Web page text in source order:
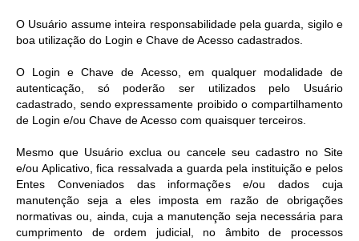
O Usuário assume inteira responsabilidade pela guarda, sigilo e
boa utilização do Login e Chave de Acesso cadastrados.
O Login e Chave de Acesso, em qualquer modalidade de
autenticação, só poderão ser utilizados pelo Usuário
cadastrado, sendo expressamente proibido o compartilhamento
de Login e/ou Chave de Acesso com quaisquer terceiros.
Mesmo que Usuário exclua ou cancele seu cadastro no Site
e/ou Aplicativo, fica ressalvada a guarda pela instituição e pelos
Entes Conveniados das informações e/ou dados cuja
manutenção seja a eles imposta em razão de obrigações
normativas ou, ainda, cuja a manutenção seja necessária para
cumprimento de ordem judicial, no âmbito de processos